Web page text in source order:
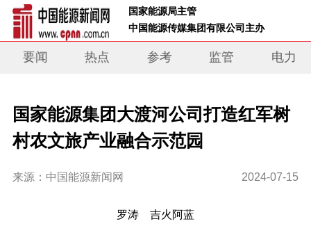
国家能源局主管
中国能源传媒集团有限公司主办
要闻 热点 参考 监管 电力
国家能源集团大渡河公司打造红军树
村农文旅产业融合示范园
来源：中国能源新闻网 2024-07-15
罗涛 吉火阿蓝